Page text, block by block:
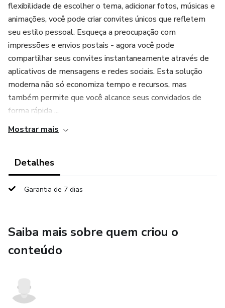
flexibilidade de escolher o tema, adicionar fotos, músicas e
animações, você pode criar convites únicos que refletem
seu estilo pessoal. Esqueça a preocupação com
impressões e envios postais - agora você pode
compartilhar seus convites instantaneamente através de
aplicativos de mensagens e redes sociais. Esta solução
moderna não só economiza tempo e recursos, mas
também permite que você alcance seus convidados de
forma rápida ...
Mostrar mais
Detalhes
Garantia de 7 dias
Saiba mais sobre quem criou o
conteúdo